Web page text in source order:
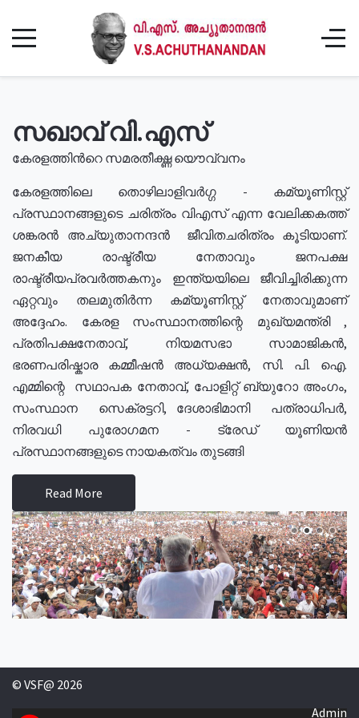
സഖാവ് വി.എസ്
കേരളത്തിൻറെ സമരതീക്ഷ്ണ യൌവ്വനം
കേരളത്തിലെ തൊഴിലാളിവർഗ്ഗ - കമ്യൂണിസ്റ്റ്
പ്രസ്ഥാനങ്ങളുടെ ചരിത്രം വിഎസ് എന്ന വേലിക്കകത്ത്
ശങ്കരൻ അച്യുതാനന്ദൻ ജീവിതചരിത്രം കൂടിയാണ്.
ജനകീയ രാഷ്ട്രീയ നേതാവും ജനപക്ഷ
രാഷ്ട്രീയപ്രവർത്തകനും ഇന്ത്യയിലെ ജീവിച്ചിരിക്കുന്ന
ഏറ്റവും തലമുതിർന്ന കമ്യൂണിസ്റ്റ് നേതാവുമാണ്
അദ്ദേഹം. കേരള സംസ്ഥാനത്തിന്റെ മുഖ്യമന്ത്രി ,
പ്രതിപക്ഷനേതാവ്, നിയമസഭാ സാമാജികൻ,
ഭരണപരിഷ്കാര കമ്മീഷൻ അധ്യക്ഷൻ, സി. പി. ഐ.
എമ്മിന്റെ സഥാപക നേതാവ്, പോളിറ്റ് ബ്യുറോ അംഗം,
സംസ്ഥാന സെക്രട്ടറി, ദേശാഭിമാനി പത്രാധിപർ,
നിരവധി പുരോഗമന - ട്രേഡ് യൂണിയൻ
പ്രസ്ഥാനങ്ങളുടെ നായകത്വം തുടങ്ങി
Read More
© VSF@ 2026
Admin